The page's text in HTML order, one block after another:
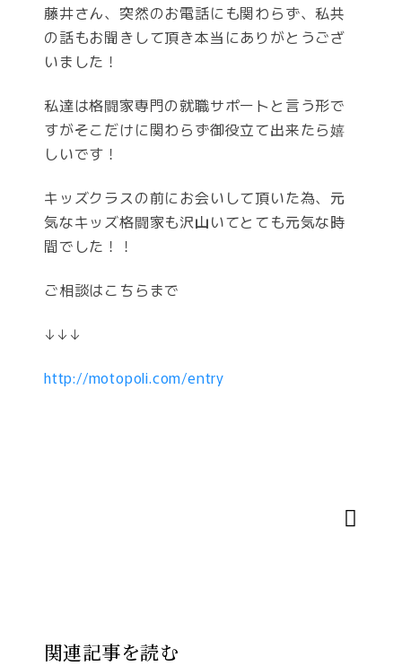
藤井さん、突然のお電話にも関わらず、私共
の話もお聞きして頂き本当にありがとうござ
いました！
私達は格闘家専門の就職サポートと言う形で
すがそこだけに関わらず御役立て出来たら嬉
しいです！
キッズクラスの前にお会いして頂いた為、元
気なキッズ格闘家も沢山いてとても元気な時
間でした！！
ご相談はこちらまで
↓↓↓
http://motopoli.com/entry
関連記事を読む